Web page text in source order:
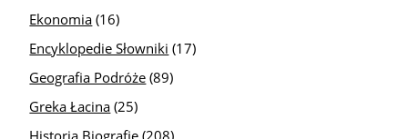
Ekonomia (16)
Encyklopedie Słowniki (17)
Geografia Podróże (89)
Greka Łacina (25)